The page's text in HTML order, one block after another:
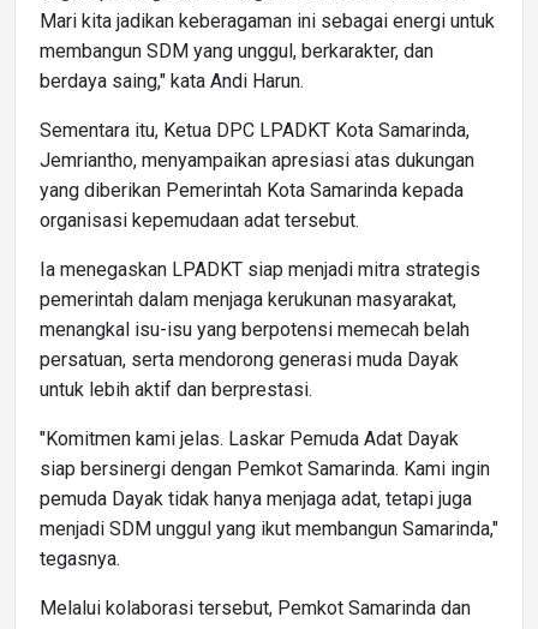
Mari kita jadikan keberagaman ini sebagai energi untuk
membangun SDM yang unggul, berkarakter, dan
berdaya saing," kata Andi Harun.
Sementara itu, Ketua DPC LPADKT Kota Samarinda,
Jemriantho, menyampaikan apresiasi atas dukungan
yang diberikan Pemerintah Kota Samarinda kepada
organisasi kepemudaan adat tersebut.
Ia menegaskan LPADKT siap menjadi mitra strategis
pemerintah dalam menjaga kerukunan masyarakat,
menangkal isu-isu yang berpotensi memecah belah
persatuan, serta mendorong generasi muda Dayak
untuk lebih aktif dan berprestasi.
"Komitmen kami jelas. Laskar Pemuda Adat Dayak
siap bersinergi dengan Pemkot Samarinda. Kami ingin
pemuda Dayak tidak hanya menjaga adat, tetapi juga
menjadi SDM unggul yang ikut membangun Samarinda,"
tegasnya.
Melalui kolaborasi tersebut, Pemkot Samarinda dan